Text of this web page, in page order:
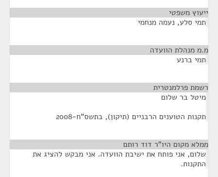
ייעוץ משפטי
תמי סלע, נעמה מנחמי
מ.מ מנהלת הוועדה
תמי ברנע
רשמת פרלמנטרית
מיטל בר שלום
תקנות הטוענים הרבניים (תיקון), בתשס"ח-2008
ממלא מקום היו"ר דוד רותם
שלום, אני פותח את ישיבת הוועדה. אני מבקש להציג את
התקנות.